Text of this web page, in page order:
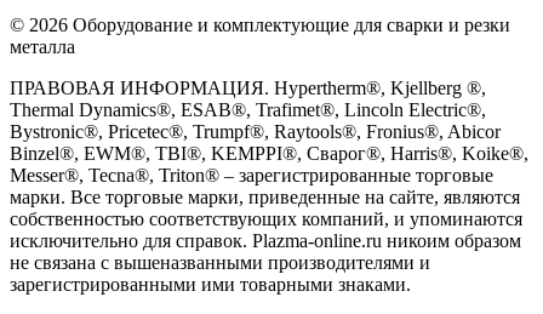
© 2026 Оборудование и комплектующие для сварки и резки
металла
ПРАВОВАЯ ИНФОРМАЦИЯ. Hypertherm®, Kjellberg ®,
Thermal Dynamics®, ESAB®, Trafimet®, Lincoln Electric®,
Bystronic®, Pricetec®, Trumpf®, Raytools®, Fronius®, Abicor
Binzel®, EWM®, TBI®, KEMPPI®, Сварог®, Harris®, Koike®,
Messer®, Tecna®, Triton® – зарегистрированные торговые
марки. Все торговые марки, приведенные на сайте, являются
собственностью соответствующих компаний, и упоминаются
исключительно для справок. Plazma-online.ru никоим образом
не связана с вышеназванными производителями и
зарегистрированными ими товарными знаками.